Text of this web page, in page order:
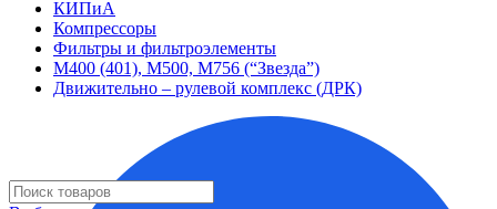
КИПиА
Компрессоры
Фильтры и фильтроэлементы
М400 (401), М500, М756 (“Звезда”)
Движительно – рулевой комплекс (ДРК)